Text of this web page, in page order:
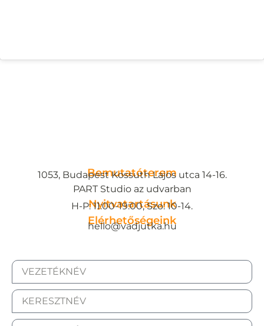
Bemutatóterem
1053, Budapest Kossuth Lajos utca 14-16.
PART Studio az udvarban
Nyitvatartásunk
H-P: 11:00-19:00, Szo: 10-14.
Elérhetőségeink
hello@vadjutka.hu